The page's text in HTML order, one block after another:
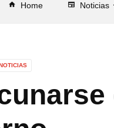
home Home newspaper Noticias